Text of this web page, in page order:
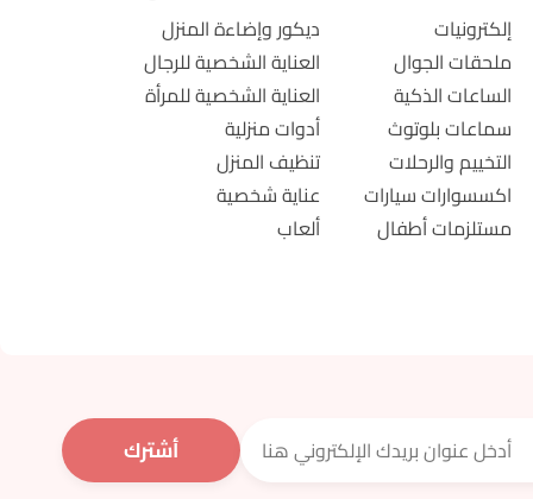
إلكترونيات
ملحقات الجوال
الساعات الذكية
سماعات بلوتوث
التخييم والرحلات
اكسسوارات سيارات
مستلزمات أطفال
ديكور وإضاءة المنزل
العناية الشخصية للرجال
العناية الشخصية للمرأة
أدوات منزلية
تنظيف المنزل
عناية شخصية
ألعاب